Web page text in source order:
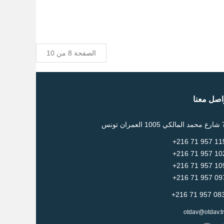
الصفحة 8 من 10
معنا